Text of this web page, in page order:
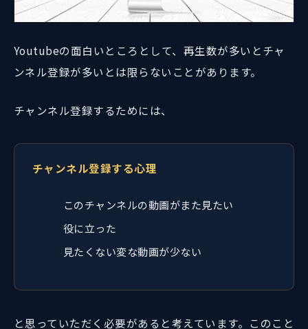
Youtubeの面白いところとして、再生数が多いとチャ
ンネル登録が多いとは限らないことがあります。
チャンネル登録するためには、
チャンネル登録する心理
このチャンネルの動画がまた見たい
役に立った
見たくない変な動画が少ない
と思っていただく必要があると考えています。このこと